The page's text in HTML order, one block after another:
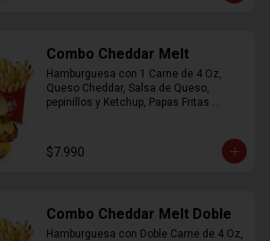
Combo Cheddar Melt
Hamburguesa con 1 Carne de 4 Oz,
Queso Cheddar, Salsa de Queso,
pepinillos y Ketchup, Papas Fritas
$7.990
Combo Cheddar Melt Doble
Hamburguesa con Doble Carne de 4 Oz,